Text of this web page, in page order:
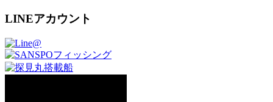
LINEアカウント